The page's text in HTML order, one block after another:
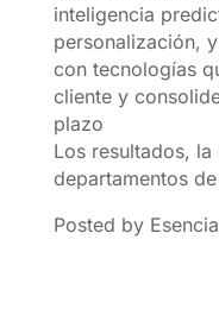
inteligencia
personalización,
con tecnologías
cliente y
plazo
Los resultados, la
departamentos
Posted by